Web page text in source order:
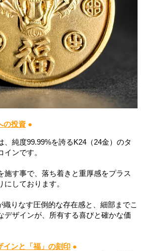
の投資 ●
、純度99.99%を誇るK24（24金）のタ
ンです。
施す事で、落ち着きと重厚感をプラス
しております。
織りなす圧倒的な存在感と、細部までこ
デザインが、所有する喜びと確かな価
インと「福」の刻印 ●